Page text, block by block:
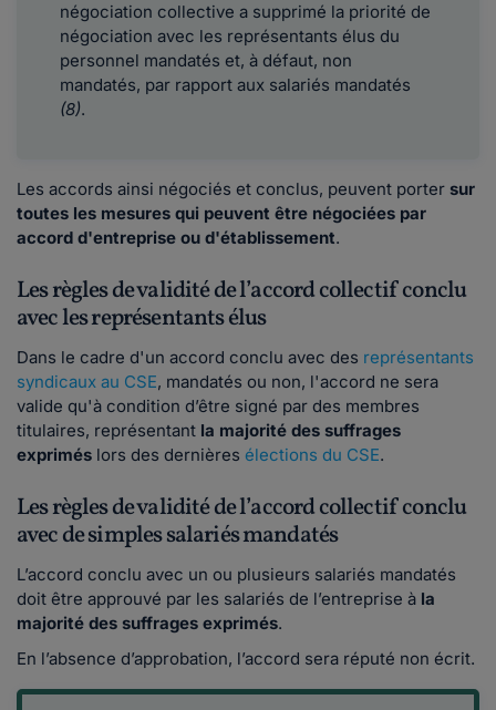
négociation collective a supprimé la priorité de
négociation avec les représentants élus du
personnel mandatés et, à défaut, non
mandatés, par rapport aux salariés mandatés
(8).
Les accords ainsi négociés et conclus, peuvent porter sur
toutes les mesures qui peuvent être négociées par
accord d'entreprise ou d'établissement.
Les règles de validité de l’accord collectif conclu
avec les représentants élus
Dans le cadre d'un accord conclu avec des représentants
syndicaux au CSE, mandatés ou non, l'accord ne sera
valide qu'à condition d’être signé par des membres
titulaires, représentant la majorité des suffrages
exprimés lors des dernières élections du CSE.
Les règles de validité de l’accord collectif conclu
avec de simples salariés mandatés
L’accord conclu avec un ou plusieurs salariés mandatés
doit être approuvé par les salariés de l’entreprise à la
majorité des suffrages exprimés.
En l’absence d’approbation, l’accord sera réputé non écrit.